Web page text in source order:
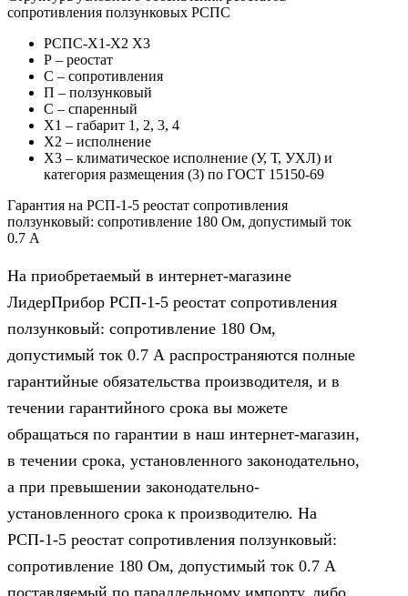
сопротивления ползунковых РСПС
РСПС-X1-Х2 X3
Р – реостат
С – сопротивления
П – ползунковый
С – спаренный
Х1 – габарит 1, 2, 3, 4
Х2 – исполнение
Х3 – климатическое исполнение (У, Т, УХЛ) и
категория размещения (3) по ГОСТ 15150-69
Гарантия на РСП-1-5 реостат сопротивления
ползунковый: сопротивление 180 Ом, допустимый ток
0.7 А
На приобретаемый в интернет-магазине
ЛидерПрибор РСП-1-5 реостат сопротивления
ползунковый: сопротивление 180 Ом,
допустимый ток 0.7 А распространяются полные
гарантийные обязательства производителя, и в
течении гарантийного срока вы можете
обращаться по гарантии в наш интернет-магазин,
в течении срока, установленного законодательно,
а при превышении законодательно-
установленного срока к производителю. На
РСП-1-5 реостат сопротивления ползунковый:
сопротивление 180 Ом, допустимый ток 0.7 А
поставляемый по параллельному импорту, либо